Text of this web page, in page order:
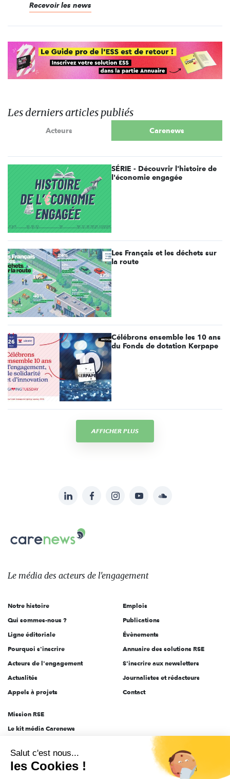
Recevoir les news
Les derniers articles publiés
Acteurs Carenews
SÉRIE - Découvrir l'histoire de
l'économie engagée
Les Français et les déchets sur
la route
Célébrons ensemble les 10 ans
du Fonds de dotation Kerpape
AFFICHER PLUS
sur:
LinkedInFacebookInstagramYouTubeSoundcloud
Le
des
l'engagement
Le média des acteurs de l'engagement
Notre histoire
Qui sommes-nous ?
Ligne éditoriale
Pourquoi s'inscrire
Acteurs de l'engagement
Actualités
Appels à projets
Emplois
Publications
Évènements
Annuaire des solutions RSE
S'inscrire aux newsletters
Journalistes et rédacteurs
Contact
Mission RSE
Le kit média Carenews
AEF info
Novethic
Salut c'est nous...
les Cookies !